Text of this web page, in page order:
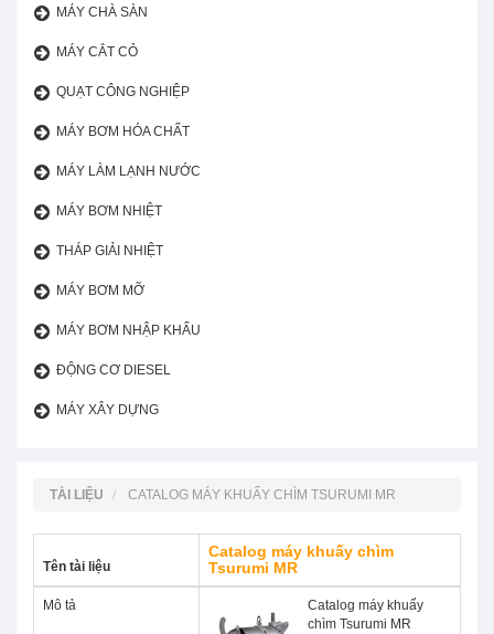
MÁY CHÀ SÀN
MÁY CẮT CỎ
QUẠT CÔNG NGHIỆP
MÁY BƠM HÓA CHẤT
MÁY LÀM LẠNH NƯỚC
MÁY BƠM NHIỆT
THÁP GIẢI NHIỆT
MÁY BƠM MỠ
MÁY BƠM NHẬP KHẨU
ĐỘNG CƠ DIESEL
MÁY XÂY DỰNG
TÀI LIỆU CATALOG MÁY KHUẤY CHÌM TSURUMI MR
Tên tài liệu
Catalog máy khuấy chìm
Tsurumi MR
Mô tả
Catalog máy khuấy
chìm Tsurumi MR